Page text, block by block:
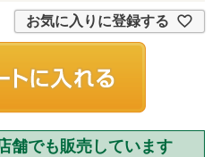
お気に入りに登録する
でも販売しています